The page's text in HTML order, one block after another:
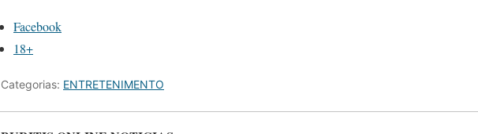
Facebook
18+
Categorias: ENTRETENIMENTO